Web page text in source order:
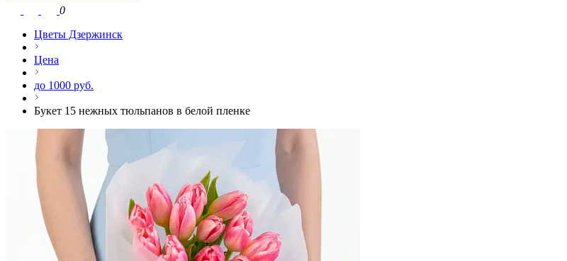
0
Цветы Дзержинск
Цена
до 1000 руб.
Букет 15 нежных тюльпанов в белой пленке